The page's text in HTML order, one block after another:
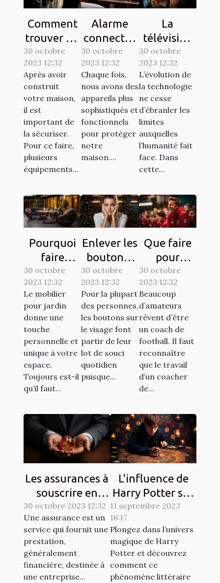
Comment
trouver un
interphone
d’une
bonne
qualité ?
30 octobre
2023 12:32
Après avoir
construit
votre maison,
il est
important de
la sécuriser.
Pour ce faire,
plusieurs
équipements...
Alarme
connectée
: comment
ça
marche ?
30 octobre
2023 12:32
Chaque fois,
nous avons des
appareils plus
sophistiqués et
fonctionnels
pour protéger
notre
maison....
La
télévision
sur une
tablette,
est-elle
possible ?
30 octobre
2023 12:32
L’évolution de
la technologie
ne cesse
d’ébranler les
limites
auxquelles
l’humanité fait
face. Dans
cette...
Pourquoi
faire
confiance
à la société
ATECH
pour son
mobilier de
jardin ?
30 octobre
2023 12:32
Le mobilier
pour jardin
donne une
touche
personnelle et
unique à votre
espace.
Toujours est-il
qu’il faut...
Enlever les
boutons :
comment
s’y
prendre ?
30 octobre
2023 12:32
Pour la plupart
des personnes,
les boutons sur
le visage font
partir de leur
lot de souci
quotidien
puisque...
Que faire
pour
devenir un
bon coach
de
football ?
30 octobre
2023 12:32
Beaucoup
d’amateurs
rêvent d’être
un coach de
football. Il faut
reconnaître
que le travail
d’un coacher
de...
Les assurances à
souscrire en
France :
lesquelles sont
exigées ?
30 octobre 2023 12:32
Une assurance est un
service qui fournit une
prestation,
généralement
financière, destinée à
une entreprise...
L'influence de
Harry Potter sur
la culture
populaire à
travers les
chasses au
trésor
11 septembre 2023
16:17
Plongez dans l’univers
magique de Harry
Potter et découvrez
comment ce
phénomène littéraire